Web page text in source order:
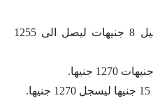
تراجعت أسعار أسمنت وادي النيل 8 جنيهات ليصل الى 1255